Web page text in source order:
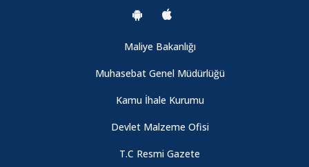
Maliye Bakanlığı
Muhasebat Genel Müdürlüğü
Kamu İhale Kurumu
Devlet Malzeme Ofisi
T.C Resmi Gazete